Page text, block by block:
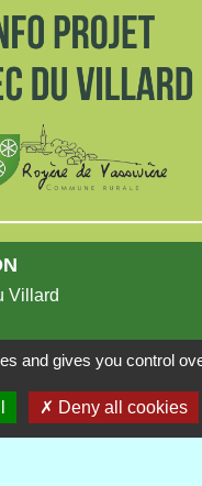
Villard
and gives you control
Deny all cookies